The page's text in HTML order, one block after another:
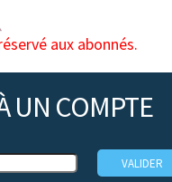
aux abonnés.
UN COMPTE